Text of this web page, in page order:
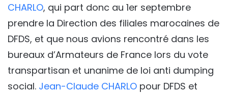
CHARLO, qui part donc au 1er septembre
prendre la Direction des filiales marocaines de
DFDS, et que nous avions rencontré dans les
bureaux d’Armateurs de France lors du vote
transpartisan et unanime de loi anti dumping
social. Jean-Claude CHARLO pour DFDS et